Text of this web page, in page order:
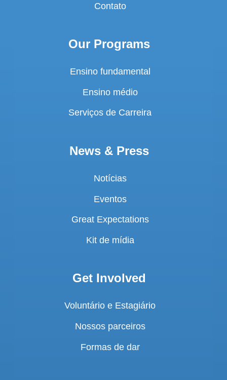
Contato
Our Programs
Ensino fundamental
Ensino médio
Serviços de Carreira
News & Press
Notícias
Eventos
Great Expectations
Kit de mídia
Get Involved
Voluntário e Estagiário
Nossos parceiros
Formas de dar